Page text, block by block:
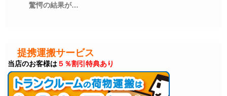
驚愕の結果が…
提携運搬サービス
当店のお客様は５％割引特典あり